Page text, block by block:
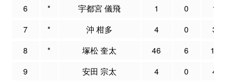
6
* 宇都宮 儀飛 1 0
1
7
* 沖 柑多 4 0
3
8
* 塚松 奎太 46 6
16
9
安田 宗太 4 0 4